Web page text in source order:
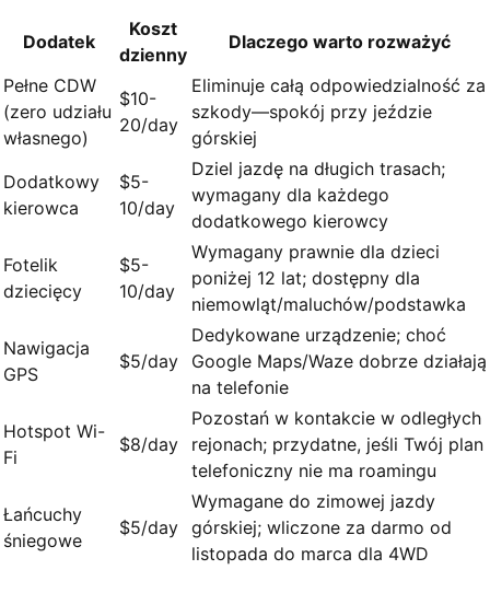
Dodatek
Koszt
dzienny
Dlaczego warto rozważyć
Pełne CDW
(zero udziału
własnego)
$10-
20/day
Eliminuje całą odpowiedzialność za
szkody—spokój przy jeździe
górskiej
Dodatkowy
kierowca
$5-
10/day
Dziel jazdę na długich trasach;
wymagany dla każdego
dodatkowego kierowcy
Fotelik
dziecięcy
$5-
10/day
Wymagany prawnie dla dzieci
poniżej 12 lat; dostępny dla
niemowląt/maluchów/podstawka
Nawigacja
GPS
$5/day
Dedykowane urządzenie; choć
Google Maps/Waze dobrze działają
na telefonie
Hotspot Wi-
Fi
$8/day
Pozostań w kontakcie w odległych
rejonach; przydatne, jeśli Twój plan
telefoniczny nie ma roamingu
Łańcuchy
śniegowe
$5/day
Wymagane do zimowej jazdy
górskiej; wliczone za darmo od
listopada do marca dla 4WD